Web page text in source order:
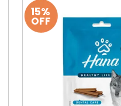
15%
OFF